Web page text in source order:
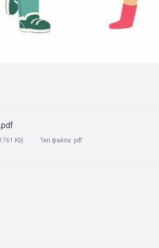
Kb) Тип файла: pdf